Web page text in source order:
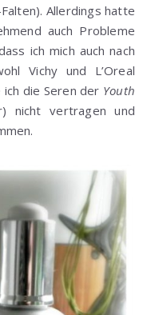
Allerdings hatte
auch Probleme
ich mich auch nach
Vichy und L’Oreal
die Seren der Youth
nicht vertragen und